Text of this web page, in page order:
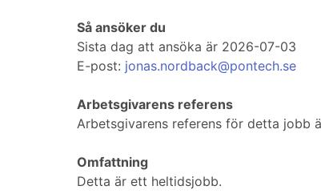
Så ansöker du
Sista dag att ansöka är 2026-07-03
E-post: jonas.nordback@pontech.se
Arbetsgivarens referens
Arbetsgivarens referens för detta jobb
Omfattning
Detta är ett heltidsjobb.